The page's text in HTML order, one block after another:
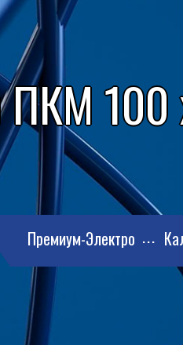
ПКМ
Премиум-Электро